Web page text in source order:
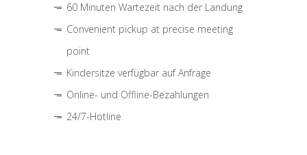
60 Minuten Wartezeit nach der Landung
Convenient pickup at precise meeting
point
Kindersitze verfügbar auf Anfrage
Online- und Offline-Bezahlungen
24/7-Hotline